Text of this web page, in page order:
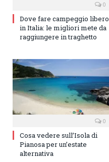
0
Dove fare campeggio libero
in Italia: le migliori mete da
raggiungere in traghetto
0
Cosa vedere sull’Isola di
Pianosa per un’estate
alternativa